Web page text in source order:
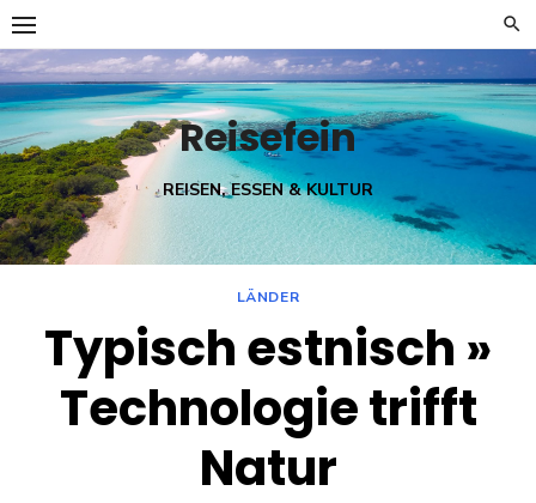
Skip
to
content
Reisefein
REISEN, ESSEN & KULTUR
LÄNDER
Typisch estnisch »
Technologie trifft
Natur